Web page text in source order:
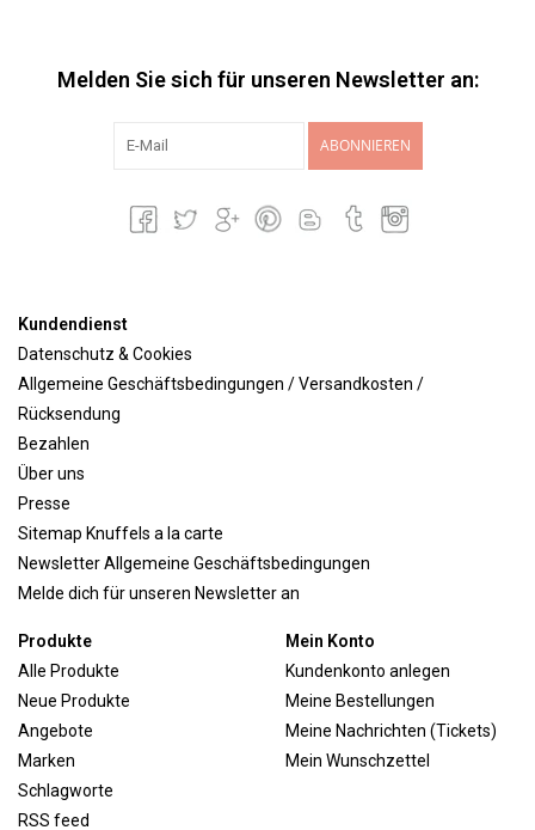
Melden Sie sich für unseren Newsletter an:
ABONNIEREN
Kundendienst
Datenschutz & Cookies
Allgemeine Geschäftsbedingungen / Versandkosten /
Rücksendung
Bezahlen
Über uns
Presse
Sitemap Knuffels a la carte
Newsletter Allgemeine Geschäftsbedingungen
Melde dich für unseren Newsletter an
Produkte
Alle Produkte
Neue Produkte
Angebote
Marken
Schlagworte
RSS feed
Mein Konto
Kundenkonto anlegen
Meine Bestellungen
Meine Nachrichten (Tickets)
Mein Wunschzettel